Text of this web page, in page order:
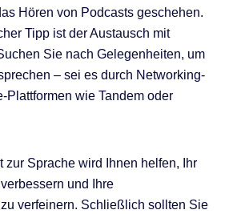
Hören von Podcasts geschehen.
Tipp ist der Austausch mit
Sie nach Gelegenheiten, um
– sei es durch Networking-
Plattformen wie Tandem oder
zur Sprache wird Ihnen helfen, Ihr
und Ihre
verfeinern. Schließlich sollten Sie